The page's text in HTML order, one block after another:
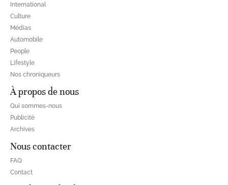
International
Culture
Médias
Automobile
People
Lifestyle
Nos chroniqueurs
À propos de nous
Qui sommes-nous
Publicité
Archives
Nous contacter
FAQ
Contact